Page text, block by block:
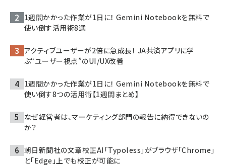
1週間かかった作業が1日に！ Gemini Notebookを無料で
使い倒す活用術8選
アクティブユーザーが2倍に急成長！ JA共済アプリに学
ぶ“ユーザー視点”のUI/UX改善
1週間かかった作業が1日に！ Gemini Notebookを無料で
使い倒す8つの活用術【1週間まとめ】
なぜ経営者は、マーケティング部門の報告に納得できないの
か？
朝日新聞社の文章校正AI「Typoless」がブラウザ「Chrome」
と「Edge」上でも校正が可能に